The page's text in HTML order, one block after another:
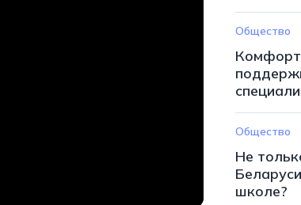
Общество
Общество
Не
школе?